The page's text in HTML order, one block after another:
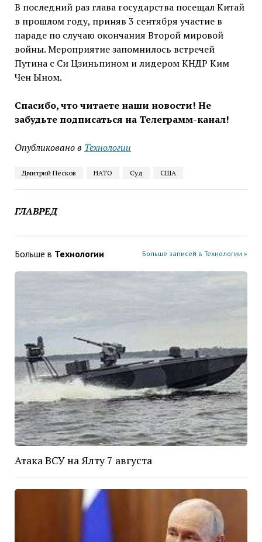
В последний раз глава государства посещал Китай
в прошлом году, приняв 3 сентября участие в
параде по случаю окончания Второй мировой
войны. Мероприятие запомнилось встречей
Путина с Си Цзиньпином и лидером КНДР Ким
Чен Ыном.
Спасибо, что читаете наши новости! Не
забудьте подписаться на Телеграмм-канал!
Опубликовано в Технологии
Дмитрий Песков НАТО Суд США
ГЛАВРЕД
Больше в Технологии Больше записей в Технологии »
Атака ВСУ на Ялту 7 августа